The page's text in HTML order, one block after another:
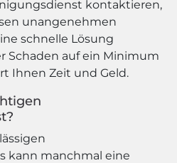
kontaktieren,
unangenehmen
schnelle Lösung
Schaden auf ein Minimum
Ihnen Zeit und Geld.
kann manchmal eine